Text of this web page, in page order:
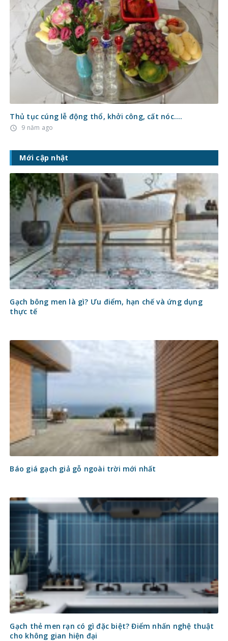
Thủ tục cúng lễ động thổ, khởi công, cất nóc….
access_time 9 năm ago
Mới cập nhật
Gạch bông men là gì? Ưu điểm, hạn chế và ứng dụng
thực tế
Báo giá gạch giả gỗ ngoài trời mới nhất
Gạch thẻ men rạn có gì đặc biệt? Điểm nhấn nghệ thuật
cho không gian hiện đại